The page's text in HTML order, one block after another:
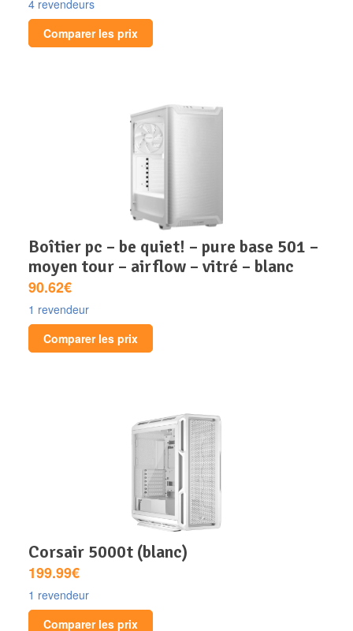
4 revendeurs
Comparer les prix
boîtier pc – be quiet! – pure base 501 –
moyen tour – airflow – vitré – blanc
90.62€
1 revendeur
Comparer les prix
corsair 5000t (blanc)
199.99€
1 revendeur
Comparer les prix